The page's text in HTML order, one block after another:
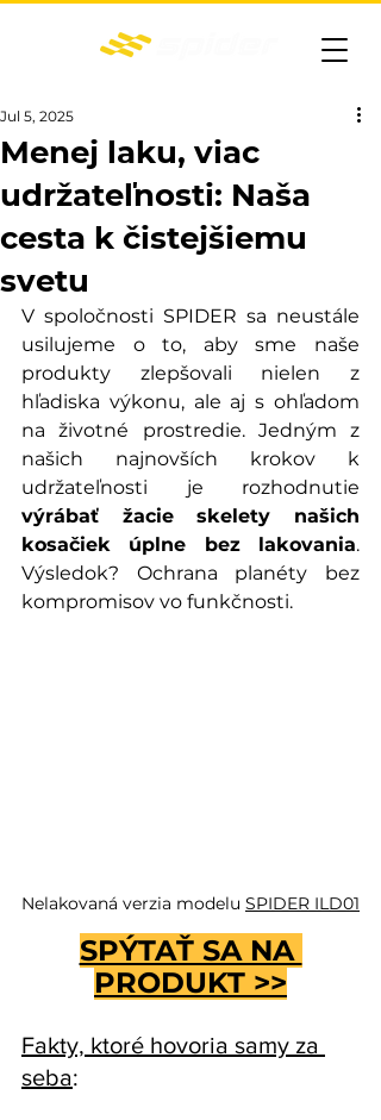
Menej laku, viac
udržateľnosti: Naša
cesta k čistejšiemu
svetu
Jul 5, 2025
V spoločnosti SPIDER sa neustále
usilujeme o to, aby sme naše
produkty zlepšovali nielen z
hľadiska výkonu, ale aj s ohľadom
na životné prostredie. Jedným z
našich najnovších krokov k
výrábať žacie skelety našich
kosačiek úplne bez lakovania.
Výsledok? Ochrana planéty bez
kompromisov vo funkčnosti.
Nelakovaná verzia modelu SPIDER ILD01
SPÝTAŤ SA NA
PRODUKT >>
Fakty, ktoré hovoria samy za
seba: